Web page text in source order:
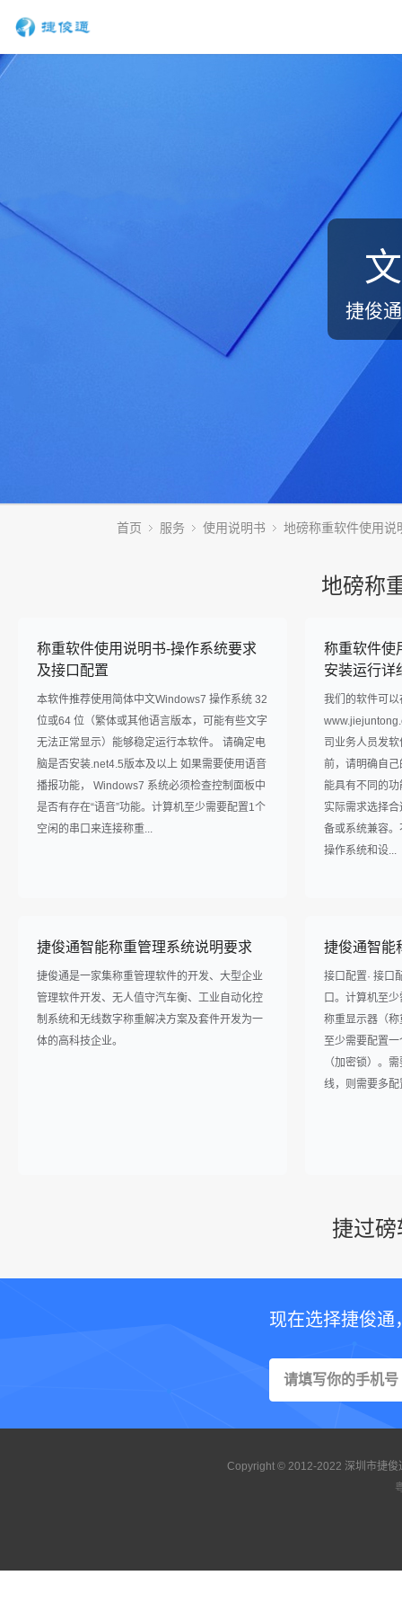
捷俊
首页 服务 使用说明书 地磅称重软件使用说
地磅称
称重软件使用说明书-操作系统要求
及接口配置
本软件推荐使用简体中文Windows7 操作系统 32
位或64 位（繁体或其他语言版本，可能有些文字
无法正常显示）能够稳定运行本软件。 请确定电
脑是否安装.net4.5版本及以上 如果需要使用语音
播报功能， Windows7 系统必须检查控制面板中
是否有存在“语音”功能。计算机至少需要配置1个
空闲的串口来连接称重...
称重软件使
安装运行详
我们的软件可
司业务人员发
前，请明确自
能具有不同的
实际需求选择
备或系统兼容
操作系统和设...
捷俊通智能称重管理系统说明要求
捷俊通是一家集称重管理软件的开发、大型企业
管理软件开发、无人值守汽车衡、工业自动化控
制系统和无线数字称重解决方案及套件开发为一
体的高科技企业。
捷俊通智能
接口配置· 接口
口。计算机至
称重显示器（称
至少需要配置
（加密锁）。
线，则需要多
捷过
现在选择捷俊通
Copyright © 2012-2022 深圳市捷俊